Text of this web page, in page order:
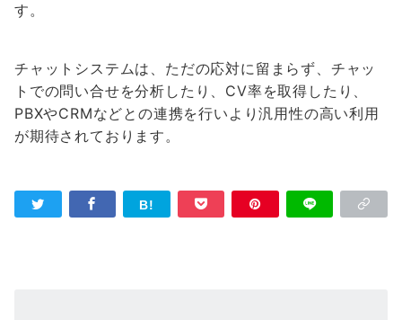
す。
チャットシステムは、ただの応対に留まらず、チャッ
トでの問い合せを分析したり、CV率を取得したり、
PBXやCRMなどとの連携を行いより汎用性の高い利用
が期待されております。